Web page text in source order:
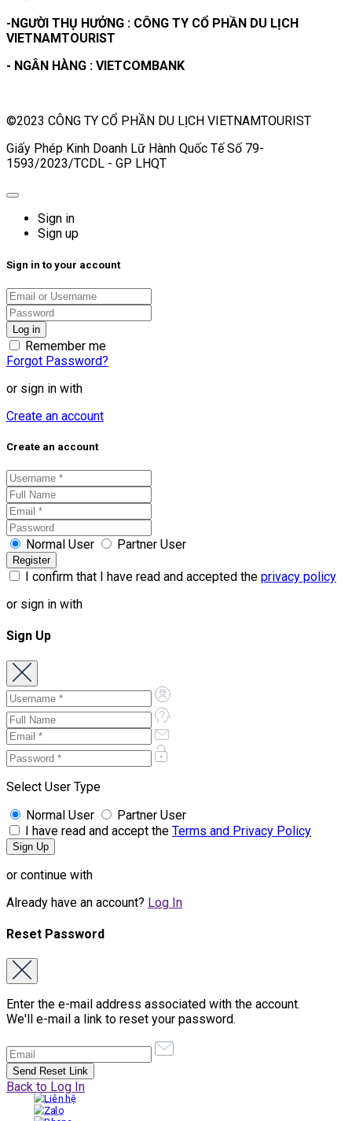
-NGƯỜI THỤ HƯỞNG : CÔNG TY CỔ PHẦN DU LỊCH
VIETNAMTOURIST
- NGÂN HÀNG : VIETCOMBANK
©2023 CÔNG TY CỔ PHẦN DU LỊCH VIETNAMTOURIST
Giấy Phép Kinh Doanh Lữ Hành Quốc Tế Số 79-
1593/2023/TCDL - GP LHQT
Sign in
Sign up
Sign in to your account
Remember me
Forgot Password?
or sign in with
Create an account
Create an account
Normal User Partner User
I confirm that I have read and accepted the privacy policy
or sign in with
Sign Up
Select User Type
Normal User
Partner User
I have read and accept the Terms and Privacy Policy
or continue with
Already have an account? Log In
Reset Password
Enter the e-mail address associated with the account.
We'll e-mail a link to reset your password.
Back to Log In